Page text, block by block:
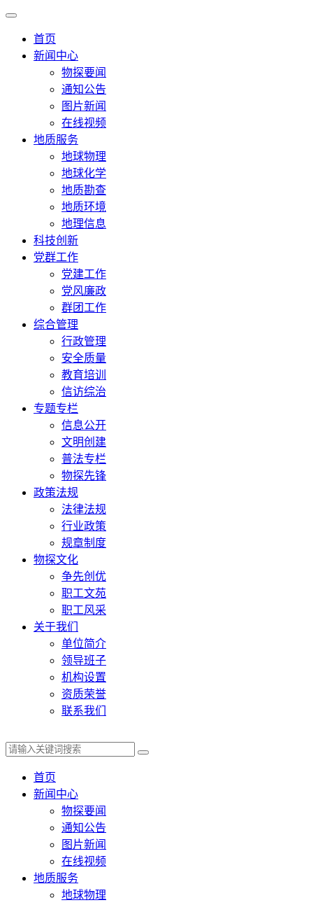
首页
新闻中心
物探要闻
通知公告
图片新闻
在线视频
地质服务
地球物理
地球化学
地质勘查
地质环境
地理信息
科技创新
党群工作
党建工作
党风廉政
群团工作
综合管理
行政管理
安全质量
教育培训
信访综治
专题专栏
信息公开
文明创建
普法专栏
物探先锋
政策法规
法律法规
行业政策
规章制度
物探文化
争先创优
职工文苑
职工风采
关于我们
单位简介
领导班子
机构设置
资质荣誉
联系我们
首页
新闻中心
物探要闻
通知公告
图片新闻
在线视频
地质服务
地球物理